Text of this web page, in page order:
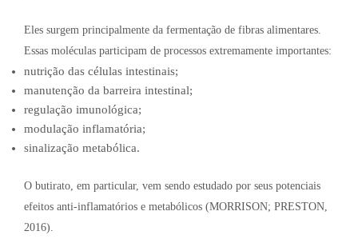
Eles surgem principalmente da fermentação de fibras alimentares.
Essas moléculas participam de processos extremamente importantes:
nutrição das células intestinais;
manutenção da barreira intestinal;
regulação imunológica;
modulação inflamatória;
sinalização metabólica.
O butirato, em particular, vem sendo estudado por seus potenciais
efeitos anti-inflamatórios e metabólicos (MORRISON; PRESTON,
2016).